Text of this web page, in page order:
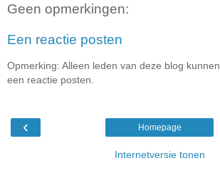
Geen opmerkingen:
Een reactie posten
Opmerking: Alleen leden van deze blog kunnen
een reactie posten.
‹ Homepage
Internetversie tonen